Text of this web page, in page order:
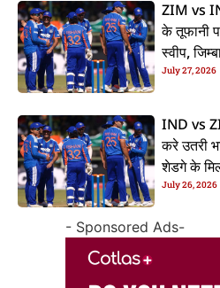
ZIM vs
के तूफानी
स्वीप,
July 27, 2026
IND vs
करे उतरी
शेडगे के
July 26, 2026
- Sponsored Ads-